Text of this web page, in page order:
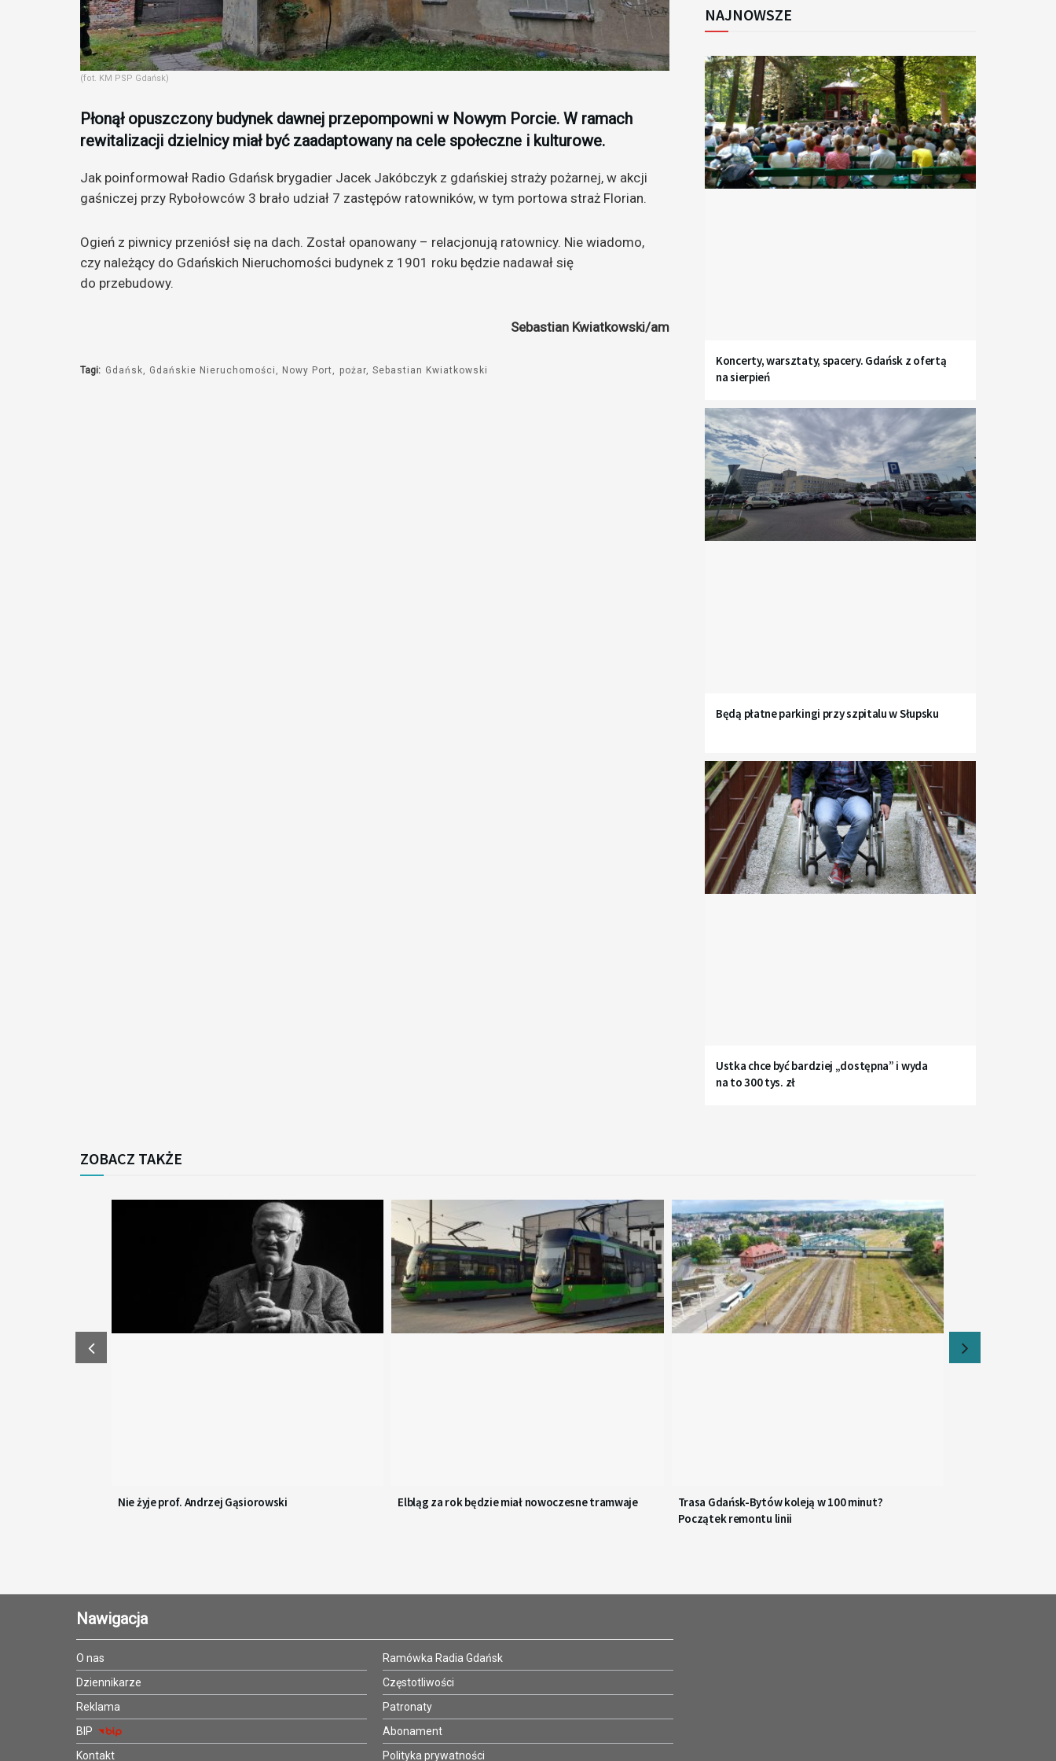
(fot. KM PSP Gdańsk)
Płonął opuszczony budynek dawnej przepompowni w Nowym Porcie. W ramach
rewitalizacji dzielnicy miał być zaadaptowany na cele społeczne i kulturowe.
Jak poinformował Radio Gdańsk brygadier Jacek Jakóbczyk z gdańskiej straży pożarnej, w akcji
gaśniczej przy Rybołowców 3 brało udział 7 zastępów ratowników, w tym portowa straż Florian.
Ogień z piwnicy przeniósł się na dach. Został opanowany – relacjonują ratownicy. Nie wiadomo,
czy należący do Gdańskich Nieruchomości budynek z 1901 roku będzie nadawał się
do przebudowy.
Sebastian Kwiatkowski/am
Tagi: Gdańsk Gdańskie Nieruchomości Nowy Port pożar Sebastian Kwiatkowski
NAJNOWSZE
Koncerty, warsztaty, spacery. Gdańsk z ofertą
na sierpień
Będą płatne parkingi przy szpitalu w Słupsku
Ustka chce być bardziej „dostępna” i wyda
na to 300 tys. zł
ZOBACZ TAKŻE
Nie żyje prof. Andrzej Gąsiorowski Elbląg za rok będzie miał nowoczesne tramwaje
Trasa Gdańsk-Bytów koleją w 100 minut?
Początek remontu linii
Nawigacja
O nas
Dziennikarze
Reklama
BIP
Kontakt
Ramówka Radia Gdańsk
Częstotliwości
Patronaty
Abonament
Polityka prywatności